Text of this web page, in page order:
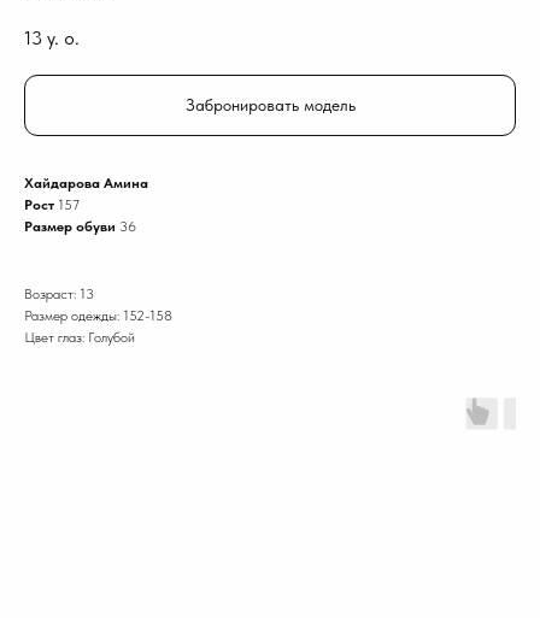
13 y. o.
Забронировать модель
Хайдарова Амина
Рост 157
Размер обуви 36
Возраст: 13
Размер одежды: 152-158
Цвет глаз: Голубой